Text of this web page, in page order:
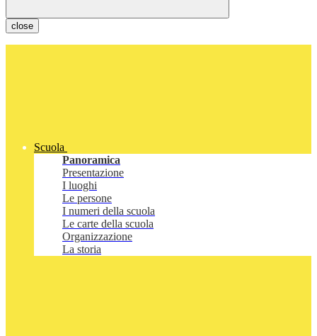
close
Scuola
Panoramica
Presentazione
I luoghi
Le persone
I numeri della scuola
Le carte della scuola
Organizzazione
La storia